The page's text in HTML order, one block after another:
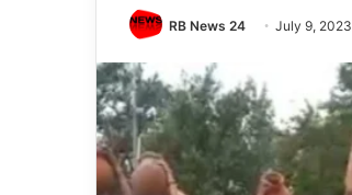
RB News 24 July 9, 2023